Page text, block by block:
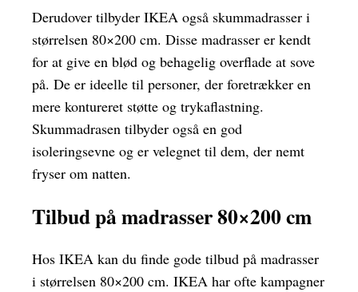
Derudover tilbyder IKEA også skummadrasser i
størrelsen 80×200 cm. Disse madrasser er kendt
for at give en blød og behagelig overflade at sove
på. De er ideelle til personer, der foretrækker en
mere kontureret støtte og trykaflastning.
Skummadrasen tilbyder også en god
isoleringsevne og er velegnet til dem, der nemt
fryser om natten.
Tilbud på madrasser 80×200 cm
Hos IKEA kan du finde gode tilbud på madrasser
i størrelsen 80×200 cm. IKEA har ofte kampagner